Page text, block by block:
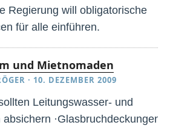
Regierung will obligatorische
für alle einführen.
und Mietnomaden
· 10. DEZEMBER 2009
Leitungswasser- und
·Glasbruchdeckungen